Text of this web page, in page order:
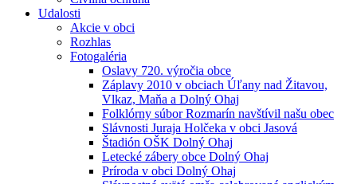
Udalosti
Akcie v obci
Rozhlas
Fotogaléria
Oslavy 720. výročia obce
Záplavy 2010 v obciach Úľany nad Žitavou,
Vlkaz, Maňa a Dolný Ohaj
Folklórny súbor Rozmarín navštívil našu obec
Slávnosti Juraja Holčeka v obci Jasová
Štadión OŠK Dolný Ohaj
Letecké zábery obce Dolný Ohaj
Príroda v obci Dolný Ohaj